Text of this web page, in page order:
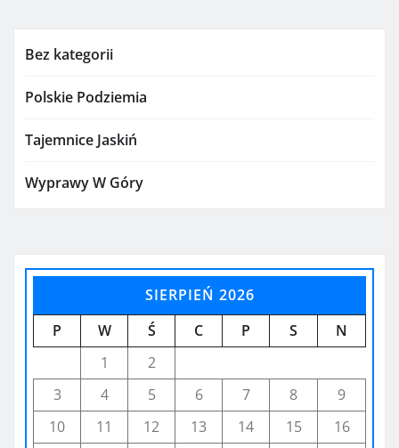
Bez kategorii
Polskie Podziemia
Tajemnice Jaskiń
Wyprawy W Góry
SIERPIEŃ 2026
P
W Ś C P S
N
1
2
3
4 5 6 7 8
9
10
11 12 13 14 15
16